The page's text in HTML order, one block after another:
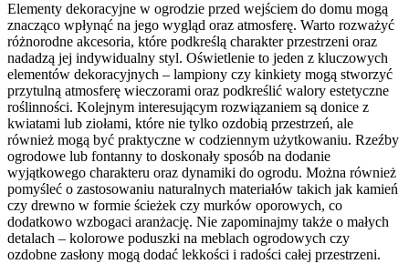
Elementy dekoracyjne w ogrodzie przed wejściem do domu mogą
znacząco wpłynąć na jego wygląd oraz atmosferę. Warto rozważyć
różnorodne akcesoria, które podkreślą charakter przestrzeni oraz
nadadzą jej indywidualny styl. Oświetlenie to jeden z kluczowych
elementów dekoracyjnych – lampiony czy kinkiety mogą stworzyć
przytulną atmosferę wieczorami oraz podkreślić walory estetyczne
roślinności. Kolejnym interesującym rozwiązaniem są donice z
kwiatami lub ziołami, które nie tylko ozdobią przestrzeń, ale
również mogą być praktyczne w codziennym użytkowaniu. Rzeźby
ogrodowe lub fontanny to doskonały sposób na dodanie
wyjątkowego charakteru oraz dynamiki do ogrodu. Można również
pomyśleć o zastosowaniu naturalnych materiałów takich jak kamień
czy drewno w formie ścieżek czy murków oporowych, co
dodatkowo wzbogaci aranżację. Nie zapominajmy także o małych
detalach – kolorowe poduszki na meblach ogrodowych czy
ozdobne zasłony mogą dodać lekkości i radości całej przestrzeni.